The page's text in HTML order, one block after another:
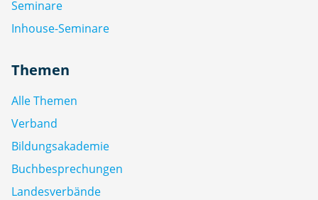
Seminare
Inhouse-Seminare
Themen
Alle Themen
Verband
Bildungsakademie
Buchbesprechungen
Landesverbände